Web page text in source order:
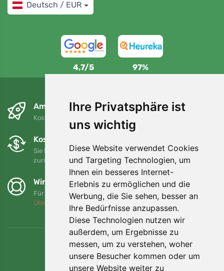
Ihre Privatsphäre ist
uns wichtig
Diese Website verwendet Cookies
und Targeting Technologien, um
Ihnen ein besseres Internet-
Erlebnis zu ermöglichen und die
Werbung, die Sie sehen, besser an
Ihre Bedürfnisse anzupassen.
Diese Technologien nutzen wir
außerdem, um Ergebnisse zu
messen, um zu verstehen, woher
unsere Besucher kommen oder um
unsere Website weiter zu
Deutsch / EUR
4,7/5 97%
Am nächsten Tag und kostenlos
Kostenloser Versand für Bestellungen über 80 EUR
Kostenloser Umtausch und Rückgabe
Sie können Ihre Bestellung jederzeit innerhalb von 90 Tagen
zurückgeben oder umtauschen.
Wir unterstützen Trees.org
Für jede Bestellung pflanzen wir einen Baum! Mehr lesen
Über uns